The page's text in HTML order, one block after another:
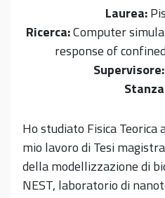
Laurea:
Ricerca:Computer
response of
Supervisore:
Ho studiato Fisica
mio lavoro di Tesi
della modellizzazione di
NEST, laboratorio di